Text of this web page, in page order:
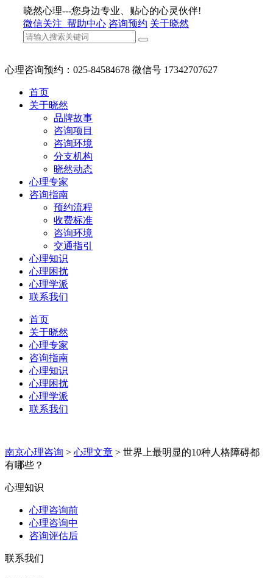
晓然心理---您身边专业、贴心的心灵伙伴!
微信关注 帮助中心 咨询预约 关于晓然
心理咨询预约：025-84584678 微信号 17342707627
首页
关于晓然
品牌故事
咨询项目
咨询环境
分支机构
晓然动态
心理专家
咨询指南
预约流程
收费标准
咨询环境
交通指引
心理知识
心理困扰
心理学派
联系我们
首页
关于晓然
心理专家
咨询指南
心理知识
心理困扰
心理学派
联系我们
南京心理咨询 > 心理文章 > 世界上最明显的10种人格障碍都
有哪些？
心理知识
心理咨询前
心理咨询中
咨询评估后
联系我们